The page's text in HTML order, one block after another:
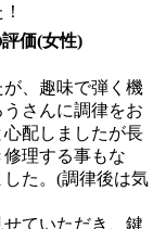
価(女性)
、趣味で弾く機
さんに調律をお
配しましたが長
理する事もな
た。(調律後は気
ていただき、鍵